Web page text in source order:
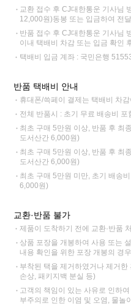
교환 접수 후 CJ대한통운 기사님
12,000원)동봉 또는 입금하여 전
반품 접수 후 CJ대한통운 기사님
이내 택배비 차감 또는 입금 확인
택배비 입금 계좌 : 국민은행
반품 택배비 안내
휴대폰/쓱페이 결제는 택배비 차
전체 반품시 : 초기 무료 배송비
최초 구매 5만원 이상, 반품 후 최
도서산간 6,000원)
최초 구매 5만원 이상, 반품 후 최
도서산간 6,000원)
최초 구매 5만원 미만, 초기 배송
6,000원)
교환·반품 불가
제품이 도착하기 전에 교환·반품
상품 포장을 개봉하여 사용 또는
내용 확인을 위한 포장 개봉의 경
부착된 택을 제거하였거나 제거
손상, 패키지백 분실 등)
고객의 책임이 있는 사유로 인하
부주의로 인한 이염 및 오염, 물놀